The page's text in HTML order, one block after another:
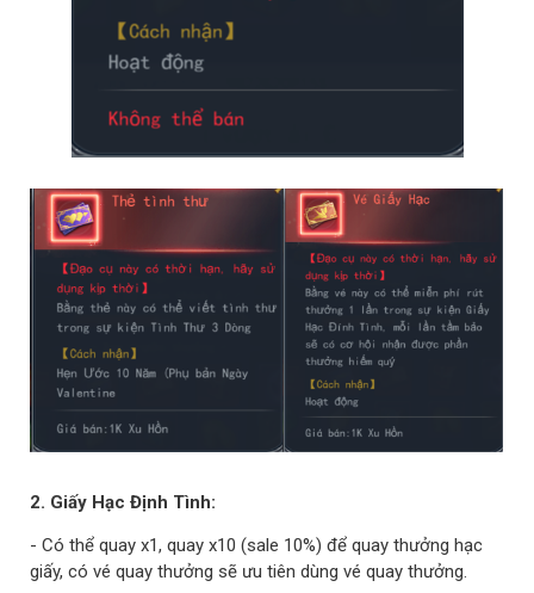
2. Giấy Hạc Định Tình:
- Có thể quay x1, quay x10 (sale 10%) để quay thưởng hạc
giấy, có vé quay thưởng sẽ ưu tiên dùng vé quay thưởng.